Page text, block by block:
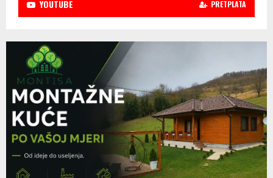
YOUTUBE PRETPLATA